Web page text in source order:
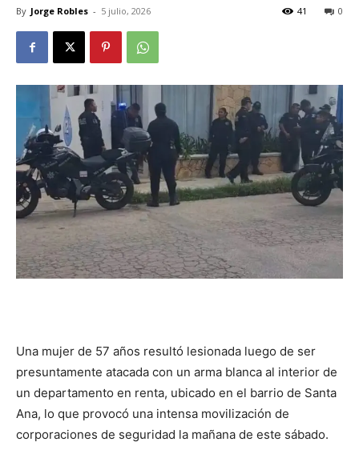
By Jorge Robles - 5 julio, 2026 0
41
Una mujer de 57 años resultó lesionada luego de ser
presuntamente atacada con un arma blanca al interior de
un departamento en renta, ubicado en el barrio de Santa
Ana, lo que provocó una intensa movilización de
corporaciones de seguridad la mañana de este sábado.